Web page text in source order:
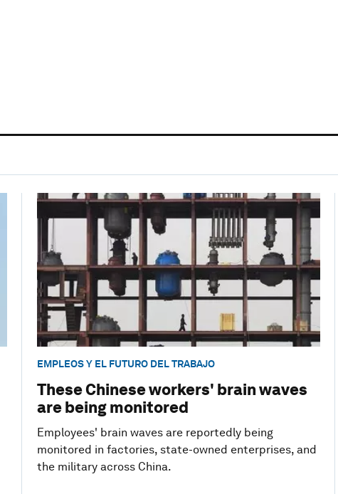
EMPLEOS Y EL FUTURO DEL TRABAJO
These Chinese workers' brain waves
are being monitored
Employees' brain waves are reportedly being
monitored in factories, state-owned enterprises, and
the military across China.